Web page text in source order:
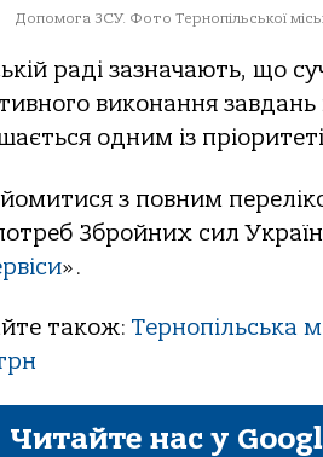
Допомога ЗСУ. Фото Тернопільської
раді зазначають, що
виконання завдань
одним із
з повним
Збройних сил
».
також: Тернопільська
Читайте нас у